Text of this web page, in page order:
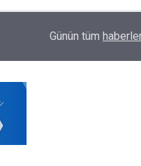
Okul Kıyafeti Alacak
Günün tüm